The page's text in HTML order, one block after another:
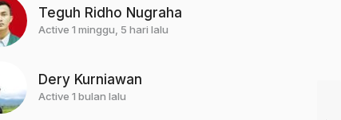
Teguh Ridho Nugraha
Active 1 minggu, 5 hari lalu
Dery Kurniawan
Active 1 bulan lalu